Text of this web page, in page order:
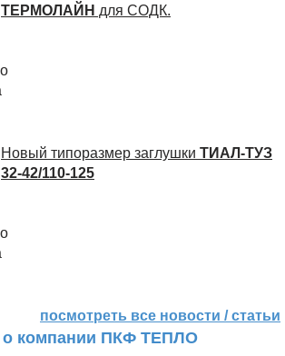
ТЕРМОЛАЙН для СОДК.
Новый типоразмер заглушки ТИАЛ-ТУЗ
32-42/110-125
посмотреть все новости / статьи
о компании ПКФ ТЕПЛО